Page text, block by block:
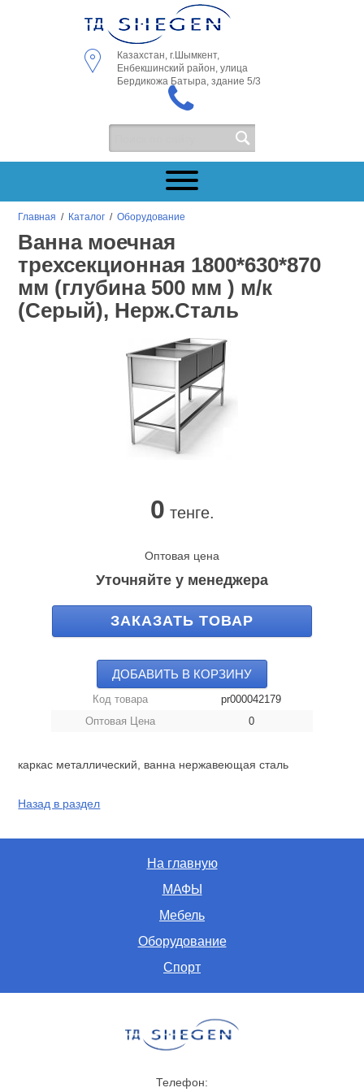
Казахстан, г.Шымкент,
Енбекшинский район, улица
Бердикожа Батыра, здание 5/3
Главная / Каталог /Оборудование
Ванна моечная
трехсекционная 1800*630*870
мм (глубина 500 мм ) м/к
(Серый), Нерж.Сталь
0 тенге.
Оптовая цена
Уточняйте у менеджера
ЗАКАЗАТЬ ТОВАР
ДОБАВИТЬ В КОРЗИНУ
Код товара
pr000042179
Оптовая Цена
0
каркас металлический, ванна нержавеющая сталь
Назад в раздел
На главную
МАФЫ
Мебель
Оборудование
Спорт
Телефон: